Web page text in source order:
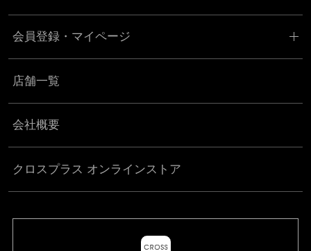
会員登録・マイページ
店舗一覧
会社概要
クロスプラス オンラインストア